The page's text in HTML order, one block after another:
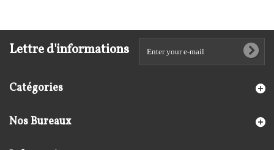
Lettre d'informations
Catégories
Nos Bureaux